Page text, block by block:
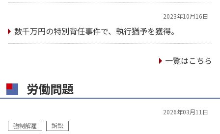
2023年10月16日
数千万円の特別背任事件で、執行猶予を獲得。
一覧はこちら
労働問題
2026年03月11日
強制解雇
訴訟